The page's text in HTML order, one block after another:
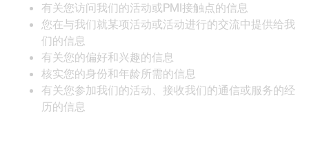
有关您访问我们的活动或PMI接触点的信息
您在与我们就某项活动或活动进行的交流中提供给我
们的信息
有关您的偏好和兴趣的信息
核实您的身份和年龄所需的信息
有关您参加我们的活动、接收我们的通信或服务的经
历的信息